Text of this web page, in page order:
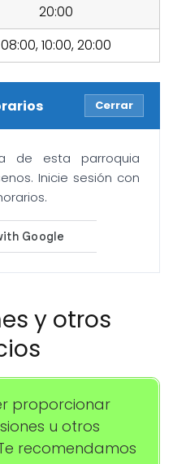
20:00
08:00, 10:00, 20:00
Cerrar
de esta parroquia
Inicie sesión con
y otros
proporcionar
u otros
recomendamos